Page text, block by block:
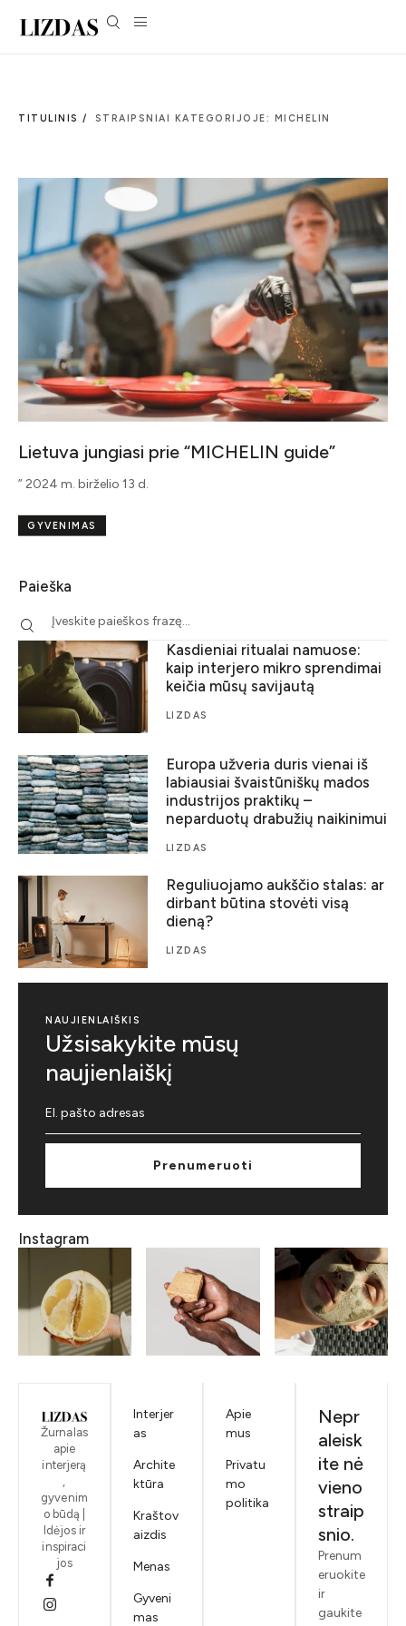
TITULINIS / STRAIPSNIAI KATEGORIJOJE: MICHELIN
Lietuva jungiasi prie “MICHELIN guide”
” 2024 m. birželio 13 d.
GYVENIMAS
Paieška
Kasdieniai ritualai namuose:
kaip interjero mikro sprendimai
keičia mūsų savijautą
LIZDAS
Europa užveria duris vienai iš
labiausiai švaistūniškų mados
industrijos praktikų –
neparduotų drabužių naikinimui
LIZDAS
Reguliuojamo aukščio stalas: ar
dirbant būtina stovėti visą
dieną?
LIZDAS
NAUJIENLAIŠKIS
Užsisakykite mūsų
naujienlaiškį
Prenumeruoti
Instagram
Žurnalas
apie
interjerą
,
gyvenim
o būdą |
Idėjos ir
inspiraci
jos
Interjer
as
Archite
ktūra
Kraštov
aizdis
Menas
Gyveni
mas
Apie
mus
Privatu
mo
politika
Nepr
aleisk
ite nė
vieno
straip
snio.
Prenum
eruokite
ir
gaukite